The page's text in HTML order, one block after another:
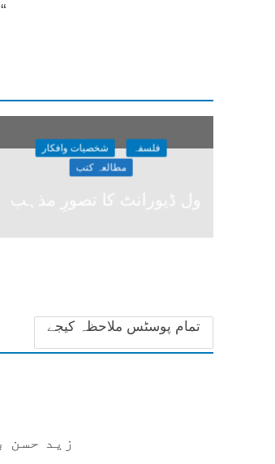
اچھی طرح نہ آزما لیا ہو اور انکا ذاتی تجربہ نہ کر لیا ہو “
شخصیات وافکار
فلسفہ
مطالعہ کتب
ول ڈیورانٹ کا تصورِ مذہب
تمام پوسٹس ملاحظہ کیجے
زید حسن